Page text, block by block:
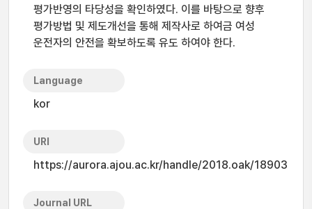
평가반영의 타당성을 확인하였다. 이를 바탕으로 향후
평가방법 및 제도개선을 통해 제작사로 하여금 여성
운전자의 안전을 확보하도록 유도 하여야 한다.
Language
kor
URI
https://aurora.ajou.ac.kr/handle/2018.oak/18903
Journal URL